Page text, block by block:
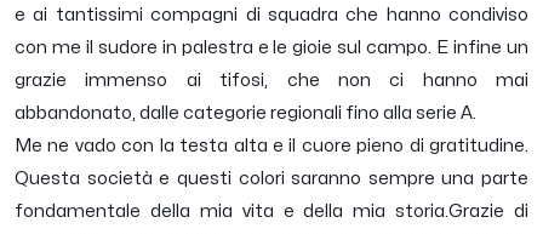
e ai tantissimi compagni di squadra che hanno condiviso
con me il sudore in palestra e le gioie sul campo. E infine un
grazie immenso ai tifosi, che non ci hanno mai
abbandonato, dalle categorie regionali fino alla serie A.
Me ne vado con la testa alta e il cuore pieno di gratitudine.
Questa società e questi colori saranno sempre una parte
fondamentale della mia vita e della mia storia.Grazie di